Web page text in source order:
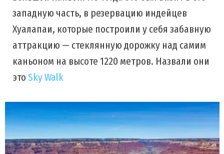
западную часть, в резервацию индейцев
Хуалапаи, которые построили у себя забавную
аттракцию — стеклянную дорожку над самим
каньоном на высоте 1220 метров. Назвали они
этоSky Walk